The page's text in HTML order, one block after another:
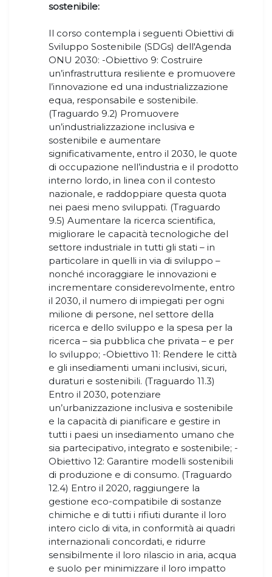
sostenibile:
Il corso contempla i seguenti Obiettivi di
Sviluppo Sostenibile (SDGs) dell'Agenda
ONU 2030: -Obiettivo 9: Costruire
un’infrastruttura resiliente e promuovere
l’innovazione ed una industrializzazione
equa, responsabile e sostenibile.
(Traguardo 9.2) Promuovere
un’industrializzazione inclusiva e
sostenibile e aumentare
significativamente, entro il 2030, le quote
di occupazione nell’industria e il prodotto
interno lordo, in linea con il contesto
nazionale, e raddoppiare questa quota
nei paesi meno sviluppati. (Traguardo
9.5) Aumentare la ricerca scientifica,
migliorare le capacità tecnologiche del
settore industriale in tutti gli stati – in
particolare in quelli in via di sviluppo –
nonché incoraggiare le innovazioni e
incrementare considerevolmente, entro
il 2030, il numero di impiegati per ogni
milione di persone, nel settore della
ricerca e dello sviluppo e la spesa per la
ricerca – sia pubblica che privata – e per
lo sviluppo; -Obiettivo 11: Rendere le città
e gli insediamenti umani inclusivi, sicuri,
duraturi e sostenibili. (Traguardo 11.3)
Entro il 2030, potenziare
un’urbanizzazione inclusiva e sostenibile
e la capacità di pianificare e gestire in
tutti i paesi un insediamento umano che
sia partecipativo, integrato e sostenibile; -
Obiettivo 12: Garantire modelli sostenibili
di produzione e di consumo. (Traguardo
12.4) Entro il 2020, raggiungere la
gestione eco-compatibile di sostanze
chimiche e di tutti i rifiuti durante il loro
intero ciclo di vita, in conformità ai quadri
internazionali concordati, e ridurre
sensibilmente il loro rilascio in aria, acqua
e suolo per minimizzare il loro impatto